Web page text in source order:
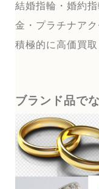
結婚指輪・婚約
金・プラチナア
積極的に高価買取
ブランド品で